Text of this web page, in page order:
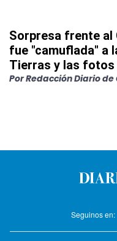
Sorpresa frente al
fue "camuflada" a
Tierras y las fotos
PorRedacción Diario de
Seguinos en: